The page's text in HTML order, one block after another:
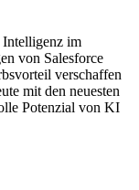
Intelligenz im
von Salesforce
verschaffen
mit den neuesten
Potenzial von KI